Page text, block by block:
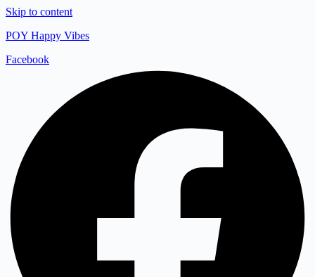
Skip to content
POY Happy Vibes
Facebook